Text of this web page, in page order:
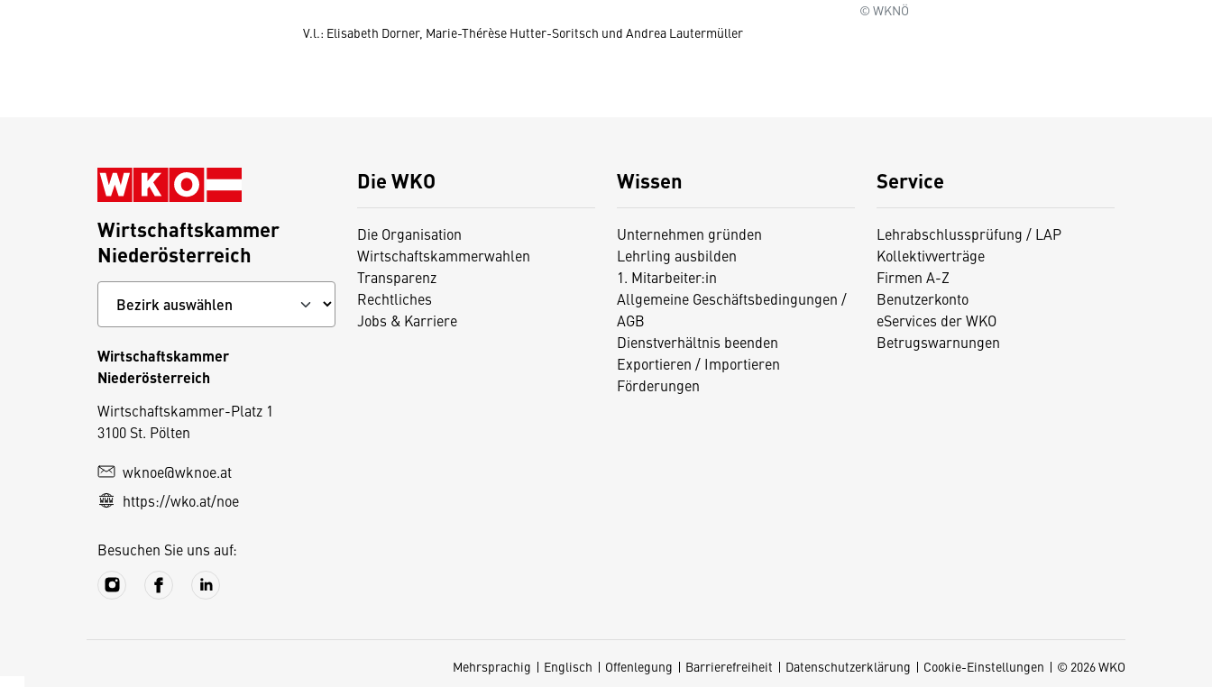
© WKNÖ
V.l.: Elisabeth Dorner, Marie-Thérèse Hutter-Soritsch und Andrea Lautermüller
Die WKO
Die Organisation
Wirtschaftskammerwahlen
Transparenz
Rechtliches
Jobs & Karriere
Wissen
Unternehmen gründen
Lehrling ausbilden
1. Mitarbeiter:in
Allgemeine Geschäftsbedingungen /
AGB
Dienstverhältnis beenden
Exportieren / Importieren
Förderungen
Service
Lehrabschlussprüfung / LAP
Kollektivverträge
Firmen A-Z
Benutzerkonto
eServices der WKO
Betrugswarnungen
Wirtschaftskammer
Niederösterreich
Wirtschaftskammer
Niederösterreich
Wirtschaftskammer-Platz 1
3100 St. Pölten
wknoe@wknoe.at
https://wko.at/noe
Besuchen Sie uns auf:
Mehrsprachig Englisch Offenlegung Barrierefreiheit Datenschutzerklärung Cookie-Einstellungen © 2026 WKO